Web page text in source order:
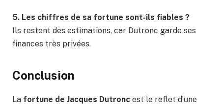
5. Les chiffres de sa fortune sont-ils fiables ?
Ils restent des estimations, car Dutronc garde ses
finances très privées.
Conclusion
La fortune de Jacques Dutronc est le reflet d’une